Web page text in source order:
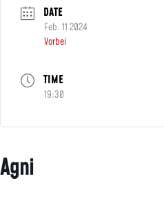
DATE
Feb. 11 2024
Vorbei
TIME
19:30
Agni